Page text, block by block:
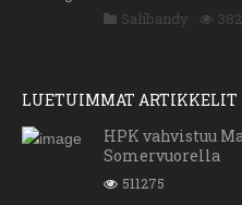
Salibandy
LUETUIMMAT ARTIKKELIT
HPK vahvistuu
Somervuorella
511275